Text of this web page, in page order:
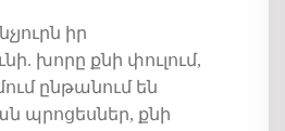
իր
. խորը քնի փուլում,
ընթանում են
պրոցեսներ, քնի